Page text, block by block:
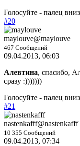
Голосуйте - палец
#20
maylouve@maylouve
467 Сообщений
09.04.2013, 06:03
Алевтина, спасибо,
сразу :)))))))
Голосуйте - палец
#21
nastenkafff@nastenkafff
10 355 Сообщений
09.04.2013, 07:34